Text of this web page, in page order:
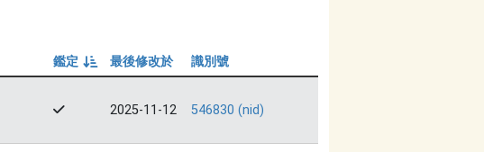
鑑定
由小到大
最後修改於
識別號
2025-11-12 546830 (nid)